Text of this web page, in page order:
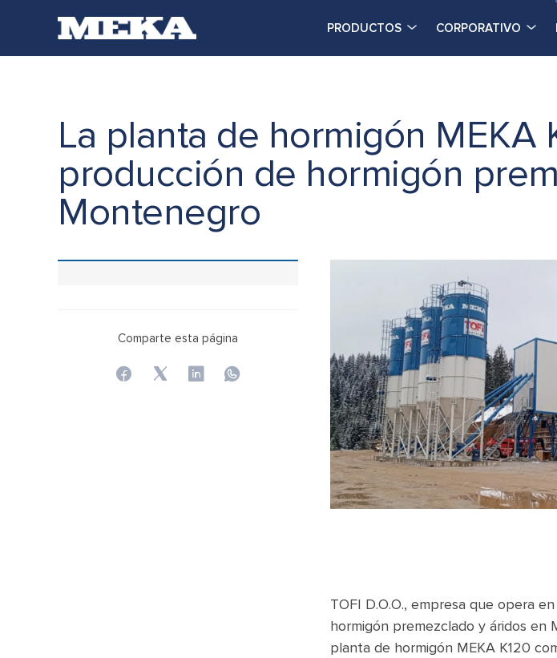
PRODUCTOS CORPORATIVO
La planta de hormigón MEKA
producción de hormigón
Montenegro
TOFI D.O.O., empresa que opera
hormigón premezclado y áridos en
planta de hormigón MEKA K120
Comparte esta página